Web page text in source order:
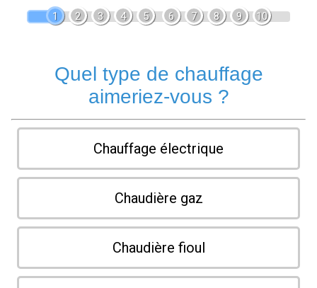
1 2 3 4 5 6 7 8 9 10
Quel type de chauffage
aimeriez-vous ?
Chauffage électrique
Chaudière gaz
Chaudière fioul